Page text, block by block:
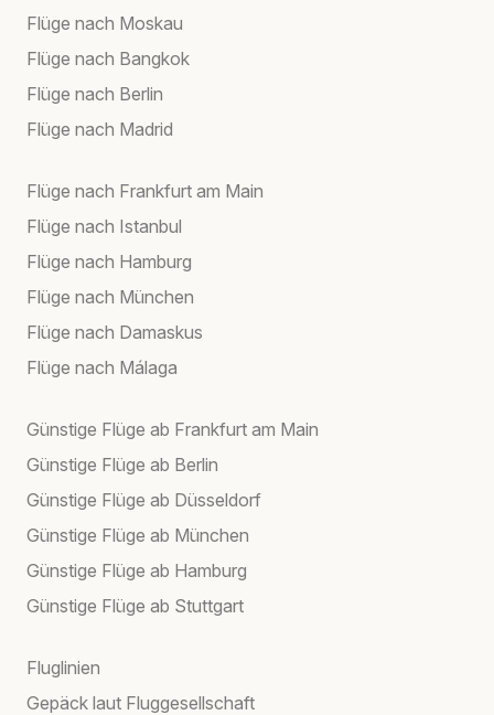
Flüge nach Moskau
Flüge nach Bangkok
Flüge nach Berlin
Flüge nach Madrid
Flüge nach Frankfurt am Main
Flüge nach Istanbul
Flüge nach Hamburg
Flüge nach München
Flüge nach Damaskus
Flüge nach Málaga
Günstige Flüge ab Frankfurt am Main
Günstige Flüge ab Berlin
Günstige Flüge ab Düsseldorf
Günstige Flüge ab München
Günstige Flüge ab Hamburg
Günstige Flüge ab Stuttgart
Fluglinien
Gepäck laut Fluggesellschaft